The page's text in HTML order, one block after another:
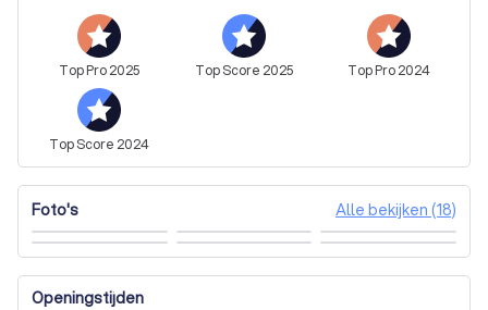
vrijblijvende offerte!
TopPro2025 TopScore 2025 TopPro2024
TopScore 2024
Foto's Alle bekijken (18)
Openingstijden